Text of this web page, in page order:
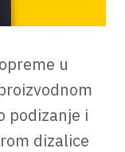
u
podizanje i
dizalice